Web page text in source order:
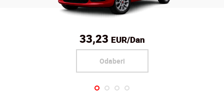
33,23 EUR/Dan
Odaberi